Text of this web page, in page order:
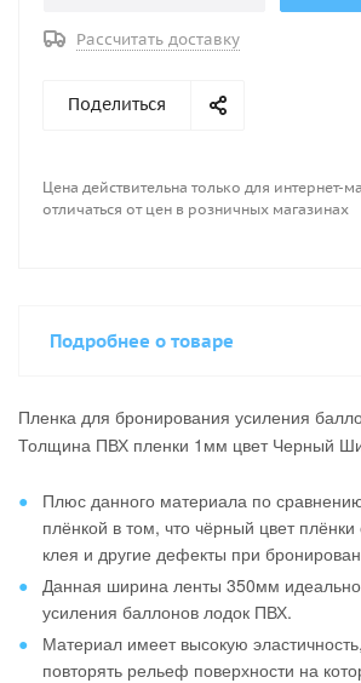
Рассчитать доставку
Поделиться
Цена действительна только для интернет-
отличаться от цен в розничных магазинах
Подробнее о товаре
Пленка для бронирования усиления
Толщина ПВХ пленки 1мм цвет Черный
Плюс данного материала по
плёнкой в том, что чёрный цвет
клея и другие дефекты при
Данная ширина ленты 350мм
усиления баллонов лодок ПВХ.
Материал имеет высокую
повторять рельеф поверхности на